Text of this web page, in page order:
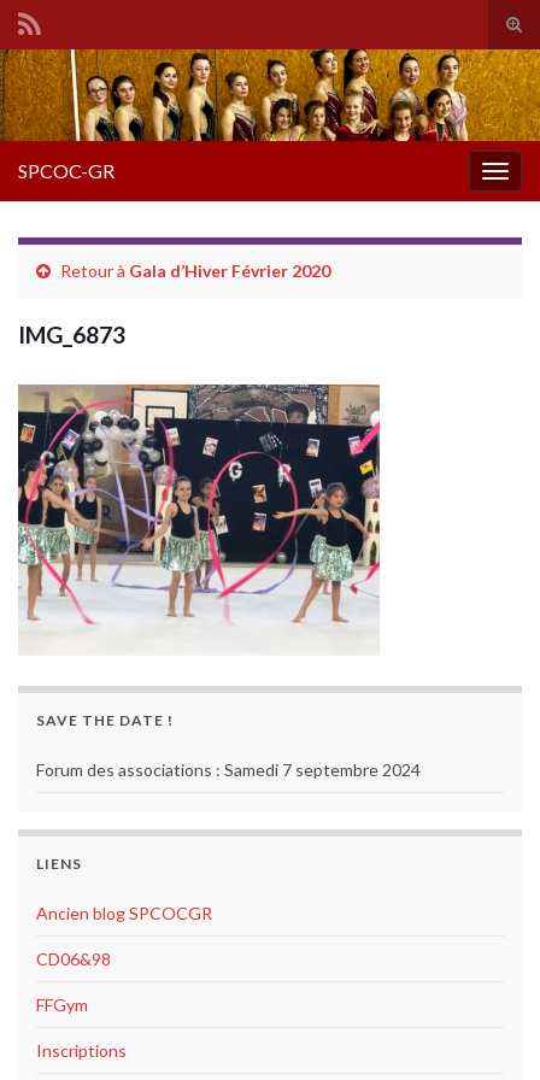
Search for:
SPCOC-GR
Retour à Gala d’Hiver Février 2020
IMG_6873
SAVE THE DATE !
Forum des associations : Samedi 7 septembre 2024
LIENS
Ancien blog SPCOCGR
CD06&98
FFGym
Inscriptions